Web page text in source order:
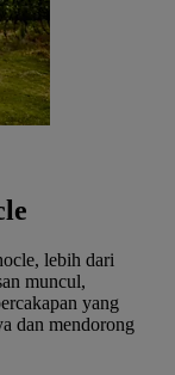
lebih dari
muncul,
yang
dan mendorong